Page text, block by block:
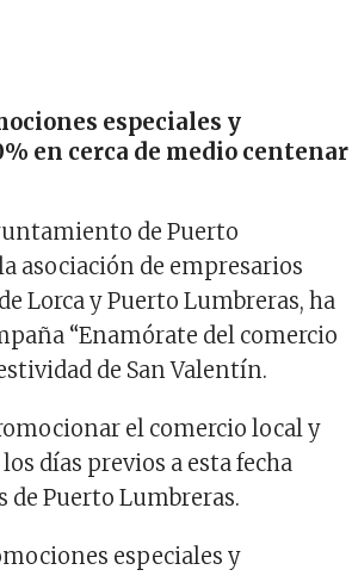
especiales y
en cerca de medio centenar
de Puerto
asociación de empresarios
Lorca y Puerto Lumbreras, ha
“Enamórate del comercio
de San Valentín.
el comercio local y
días previos a esta fecha
Puerto Lumbreras.
especiales y